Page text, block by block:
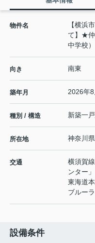
物件名
【横浜
て】★
中学校）
向き 南東
築年月 2026年
種別 / 構造 新築一
所在地 神奈川県
交通 横須賀線
ンター
東海道
ブルー
設備条件